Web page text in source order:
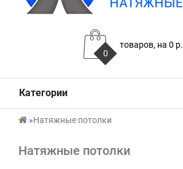
0
товаров, на 0 р.
Категории
Натяжные потолки
Натяжные потолки